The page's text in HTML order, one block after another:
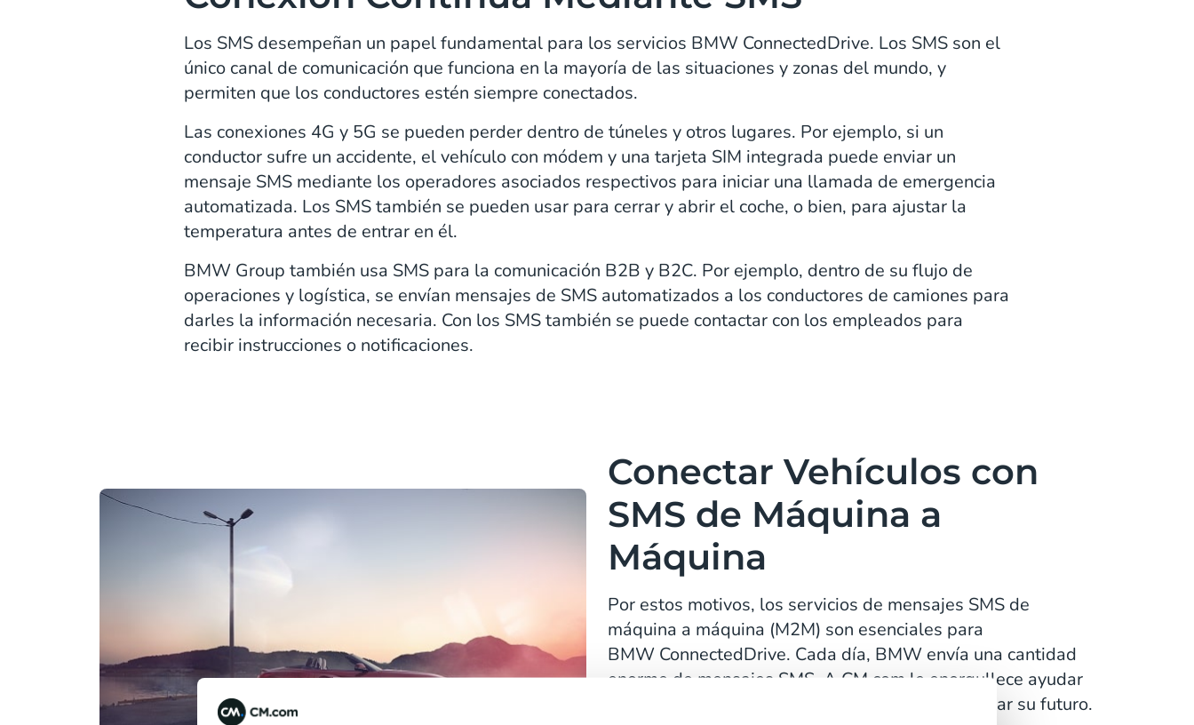
Los SMS desempeñan un papel fundamental para los servicios BMW ConnectedDrive. Los SMS son el
único canal de comunicación que funciona en la mayoría de las situaciones y zonas del mundo, y
permiten que los conductores estén siempre conectados.
Las conexiones 4G y 5G se pueden perder dentro de túneles y otros lugares. Por ejemplo, si un
conductor sufre un accidente, el vehículo con módem y una tarjeta SIM integrada puede enviar un
mensaje SMS mediante los operadores asociados respectivos para iniciar una llamada de emergencia
automatizada. Los SMS también se pueden usar para cerrar y abrir el coche, o bien, para ajustar la
temperatura antes de entrar en él.
BMW Group también usa SMS para la comunicación B2B y B2C. Por ejemplo, dentro de su flujo de
operaciones y logística, se envían mensajes de SMS automatizados a los conductores de camiones para
darles la información necesaria. Con los SMS también se puede contactar con los empleados para
recibir instrucciones o notificaciones.
Conectar Vehículos con
SMS de Máquina a
Máquina
Por estos motivos, los servicios de mensajes SMS de
máquina a máquina (M2M) son esenciales para
BMW ConnectedDrive. Cada día, BMW envía una cantidad
enorme de mensajes SMS. A CM.com le enorgullece ayudar
a escalar los servicios ConnectedDrive y garantizar su futuro.